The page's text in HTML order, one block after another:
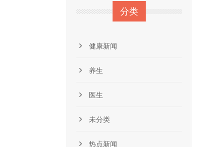
分类
健康新闻
养生
医生
未分类
热点新闻